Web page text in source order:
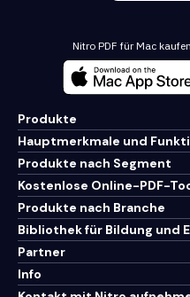
Nitro PDF für Mac kaufen
Produkte
Hauptmerkmale und
Produkte nach Segment
Kostenlose Online-PDF-
Produkte nach Branche
Bibliothek für Bildung und
Partner
Info